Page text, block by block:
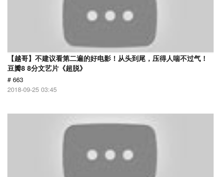
【越哥】不建议看第二遍的好电影！从头到尾，压得人喘不过气！
豆瓣8 8分文艺片《超脱》
# 663
2018-09-25 03:45